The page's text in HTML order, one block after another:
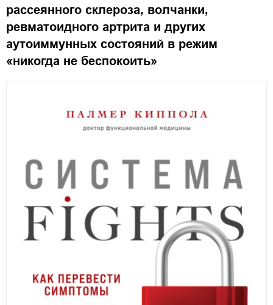
рассеянного склероза, волчанки,
ревматоидного артрита и других
аутоиммунных состояний в режим
«никогда не беспокоить»